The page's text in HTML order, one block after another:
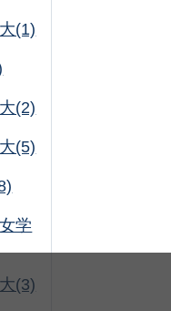
(1)
(2)
(5)
学
(3)